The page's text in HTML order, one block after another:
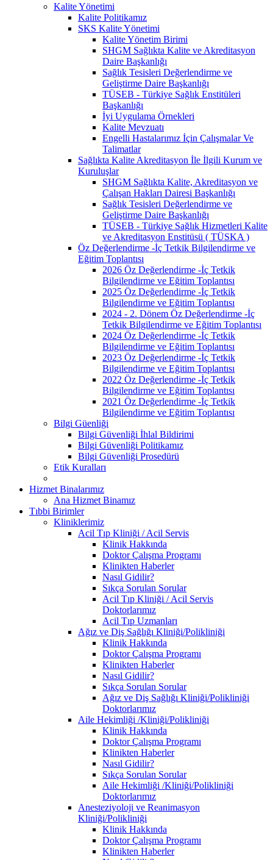
Kalite Yönetimi
Kalite Politikamız
SKS Kalite Yönetimi
Kalite Yönetim Birimi
SHGM Sağlıkta Kalite ve Akreditasyon
Daire Başkanlığı
Sağlık Tesisleri Değerlendirme ve
Geliştirme Daire Başkanlığı
TÜSEB - Türkiye Sağlık Enstitüleri
Başkanlığı
İyi Uygulama Örnekleri
Kalite Mevzuatı
Engelli Hastalarımız İçin Çalışmalar Ve
Talimatlar
Sağlıkta Kalite Akreditasyon İle İlgili Kurum ve
Kuruluşlar
SHGM Sağlıkta Kalite, Akreditasyon ve
Çalışan Hakları Dairesi Başkanlığı
Sağlık Tesisleri Değerlendirme ve
Geliştirme Daire Başkanlığı
TÜSEB - Türkiye Sağlık Hizmetleri Kalite
ve Akreditasyon Enstitüsü ( TÜSKA )
Öz Değerlendirme -İç Tetkik Bilgilendirme ve
Eğitim Toplantısı
2026 Öz Değerlendirme -İç Tetkik
Bilgilendirme ve Eğitim Toplantısı
2025 Öz Değerlendirme -İç Tetkik
Bilgilendirme ve Eğitim Toplantısı
2024 - 2. Dönem Öz Değerlendirme -İç
Tetkik Bilgilendirme ve Eğitim Toplantısı
2024 Öz Değerlendirme -İç Tetkik
Bilgilendirme ve Eğitim Toplantısı
2023 Öz Değerlendirme -İç Tetkik
Bilgilendirme ve Eğitim Toplantısı
2022 Öz Değerlendirme -İç Tetkik
Bilgilendirme ve Eğitim Toplantısı
2021 Öz Değerlendirme -İç Tetkik
Bilgilendirme ve Eğitim Toplantısı
Bilgi Güenliği
Bilgi Güvenliği İhlal Bildirimi
Bilgi Güvenliği Politikamız
Bilgi Güvenliği Prosedürü
Etik Kuralları
Hizmet Binalarımız
Ana Hizmet Binamız
Tıbbi Birimler
Kliniklerimiz
Acil Tıp Kliniği / Acil Servis
Klinik Hakkında
Doktor Çalışma Programı
Klinikten Haberler
Nasıl Gidilir?
Sıkça Sorulan Sorular
Acil Tıp Kliniği / Acil Servis
Doktorlarımız
Acil Tıp Uzmanları
Ağız ve Diş Sağlığı Kliniği/Polikliniği
Klinik Hakkında
Doktor Çalışma Programı
Klinikten Haberler
Nasıl Gidilir?
Sıkça Sorulan Sorular
Ağız ve Diş Sağlığı Kliniği/Polikliniği
Doktorlarımız
Aile Hekimliği /Kliniği/Polikliniği
Klinik Hakkında
Doktor Çalışma Programı
Klinikten Haberler
Nasıl Gidilir?
Sıkça Sorulan Sorular
Aile Hekimliği /Kliniği/Polikliniği
Doktorlarımız
Anesteziyoloji ve Reanimasyon
Kliniği/Polikliniği
Klinik Hakkında
Doktor Çalışma Programı
Klinikten Haberler